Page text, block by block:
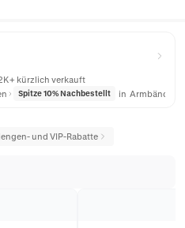
kürzlich verkauft
Spitze 10% Nachbestellt in Armbänder
und VIP-Rabatte